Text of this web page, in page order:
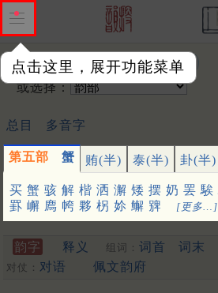
点击这里，展开功能菜单
输入韵字：
或选择：
总目 多音字
第五部 蟹 贿(半) 泰(半) 卦(半)
买 蟹 骇 解 楷 洒 澥 矮 摆 奶 罢 騃
罫 嶰 廌 㡁 夥 柺 㚷 䲒 㗗 [更多…]
韵字 释义 组词： 词首 词末
对仗： 对语 佩文韵府